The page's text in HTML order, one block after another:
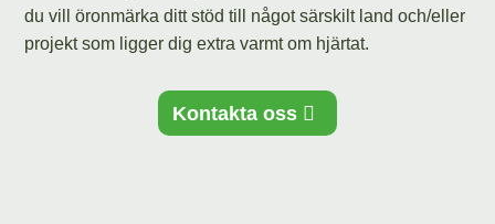
du vill öronmärka ditt stöd till något särskilt land och/eller
projekt som ligger dig extra varmt om hjärtat.
Kontakta oss